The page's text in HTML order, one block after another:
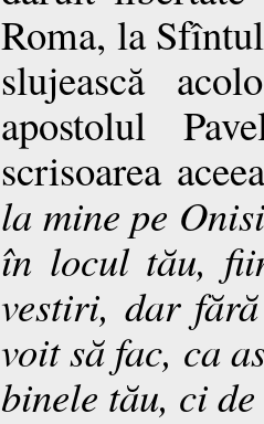
Roma, la
slujească
apostolul
scrisoarea
la mine pe
în locul tău,
vestiri, dar
voit să fac, ca
binele tău, ci